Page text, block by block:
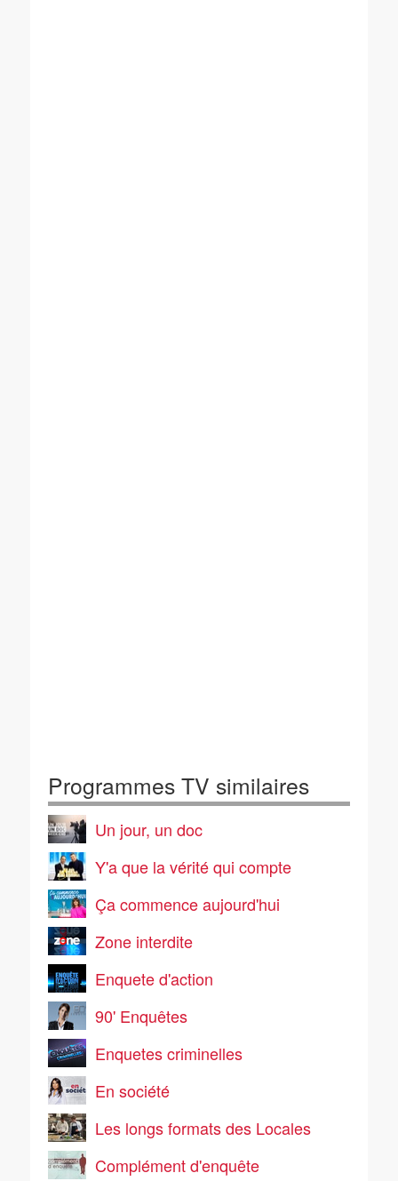
Programmes TV similaires
Un jour, un doc
Y'a que la vérité qui compte
Ça commence aujourd'hui
Zone interdite
Enquete d'action
90' Enquêtes
Enquetes criminelles
En société
Les longs formats des Locales
Complément d'enquête